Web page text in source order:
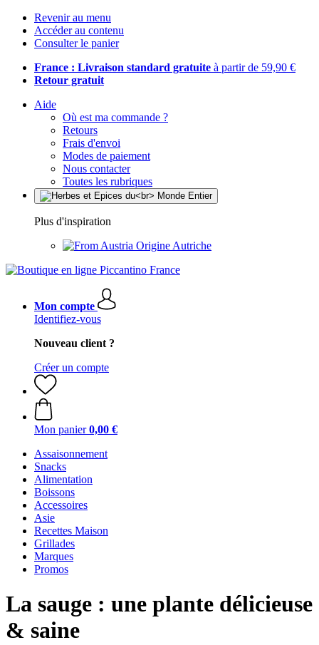
Revenir au menu
Accéder au contenu
Consulter le panier
France : Livraison standard gratuite à partir de 59,90 €
Retour gratuit
Aide
Où est ma commande ?
Retours
Frais d'envoi
Modes de paiement
Nous contacter
Toutes les rubriques
Plus d'inspiration
Origine Autriche
Mon compte
Identifiez-vous
Nouveau client ?
Créer un compte
Mon panier 0,00 €
Assaisonnement
Snacks
Alimentation
Boissons
Accessoires
Asie
Recettes Maison
Grillades
Marques
Promos
La sauge : une plante délicieuse
& saine